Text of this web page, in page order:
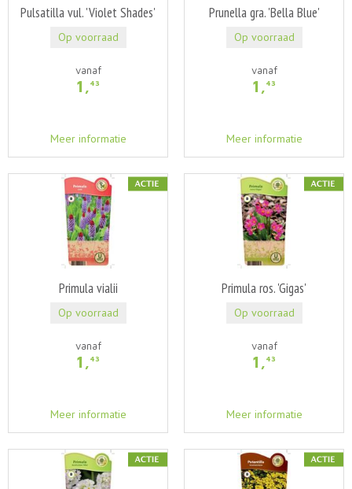
Pulsatilla vul. 'Violet Shades'
vanaf
1 ,43
Meer informatie
Op voorraad
Prunella gra. 'Bella Blue'
vanaf
1 ,43
Meer informatie
Op voorraad
Primula vialii
vanaf
1 ,43
Meer informatie
Op voorraad
Primula ros. 'Gigas'
vanaf
1 ,43
Meer informatie
Op voorraad